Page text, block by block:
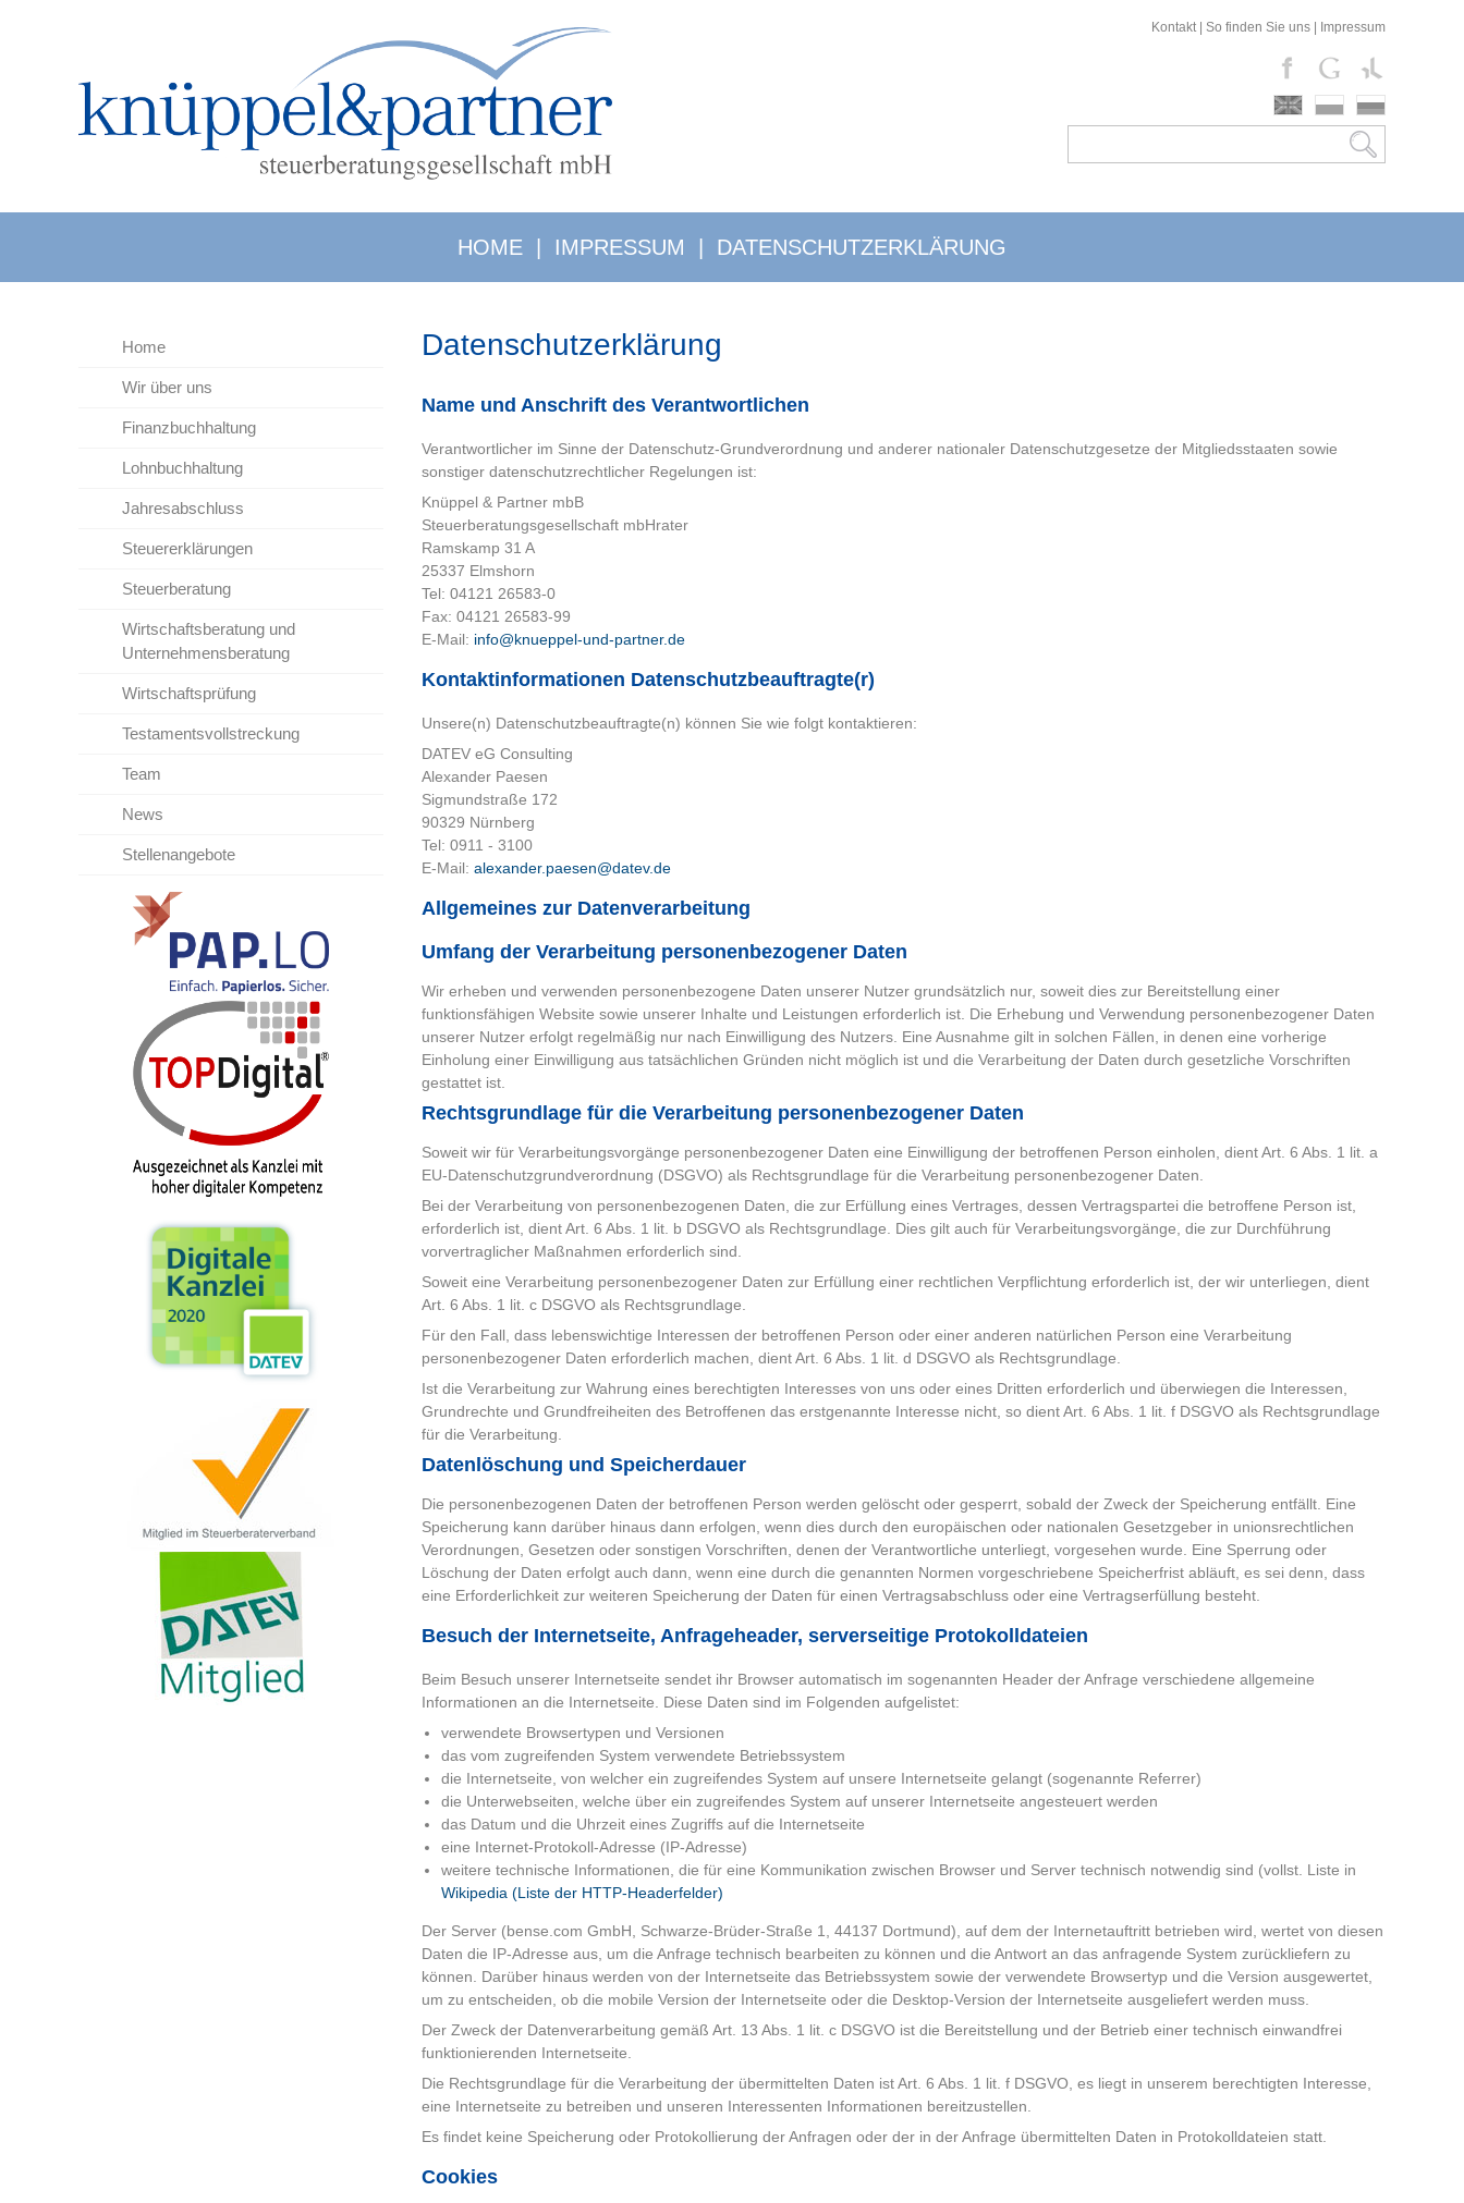
Kontakt| So finden Sie uns Impressum
HOME IMPRESSUM DATENSCHUTZERKLÄRUNG
Home
Wir über uns
Finanzbuchhaltung
Lohnbuchhaltung
Jahresabschluss
Steuererklärungen
Steuerberatung
Wirtschaftsberatung und
Unternehmensberatung
Wirtschaftsprüfung
Testamentsvollstreckung
Team
News
Stellenangebote
Datenschutzerklärung
Name und Anschrift des Verantwortlichen
Verantwortlicher im Sinne der Datenschutz-Grundverordnung und anderer nationaler Datenschutzgesetze der Mitgliedsstaaten sowie
sonstiger datenschutzrechtlicher Regelungen ist:
Knüppel & Partner mbB
Steuerberatungsgesellschaft mbHrater
Ramskamp 31 A
25337 Elmshorn
Tel: 04121 26583-0
Fax: 04121 26583-99
E-Mail: info@knueppel-und-partner.de
Kontaktinformationen Datenschutzbeauftragte(r)
Unsere(n) Datenschutzbeauftragte(n) können Sie wie folgt kontaktieren:
DATEV eG Consulting
Alexander Paesen
Sigmundstraße 172
90329 Nürnberg
Tel: 0911 - 3100
E-Mail: alexander.paesen@datev.de
Allgemeines zur Datenverarbeitung
Umfang der Verarbeitung personenbezogener Daten
Wir erheben und verwenden personenbezogene Daten unserer Nutzer grundsätzlich nur, soweit dies zur Bereitstellung einer
funktionsfähigen Website sowie unserer Inhalte und Leistungen erforderlich ist. Die Erhebung und Verwendung personenbezogener Daten
unserer Nutzer erfolgt regelmäßig nur nach Einwilligung des Nutzers. Eine Ausnahme gilt in solchen Fällen, in denen eine vorherige
Einholung einer Einwilligung aus tatsächlichen Gründen nicht möglich ist und die Verarbeitung der Daten durch gesetzliche Vorschriften
gestattet ist.
Rechtsgrundlage für die Verarbeitung personenbezogener Daten
Soweit wir für Verarbeitungsvorgänge personenbezogener Daten eine Einwilligung der betroffenen Person einholen, dient Art. 6 Abs. 1 lit. a
EU-Datenschutzgrundverordnung (DSGVO) als Rechtsgrundlage für die Verarbeitung personenbezogener Daten.
Bei der Verarbeitung von personenbezogenen Daten, die zur Erfüllung eines Vertrages, dessen Vertragspartei die betroffene Person ist,
erforderlich ist, dient Art. 6 Abs. 1 lit. b DSGVO als Rechtsgrundlage. Dies gilt auch für Verarbeitungsvorgänge, die zur Durchführung
vorvertraglicher Maßnahmen erforderlich sind.
Soweit eine Verarbeitung personenbezogener Daten zur Erfüllung einer rechtlichen Verpflichtung erforderlich ist, der wir unterliegen, dient
Art. 6 Abs. 1 lit. c DSGVO als Rechtsgrundlage.
Für den Fall, dass lebenswichtige Interessen der betroffenen Person oder einer anderen natürlichen Person eine Verarbeitung
personenbezogener Daten erforderlich machen, dient Art. 6 Abs. 1 lit. d DSGVO als Rechtsgrundlage.
Ist die Verarbeitung zur Wahrung eines berechtigten Interesses von uns oder eines Dritten erforderlich und überwiegen die Interessen,
Grundrechte und Grundfreiheiten des Betroffenen das erstgenannte Interesse nicht, so dient Art. 6 Abs. 1 lit. f DSGVO als Rechtsgrundlage
für die Verarbeitung.
Datenlöschung und Speicherdauer
Die personenbezogenen Daten der betroffenen Person werden gelöscht oder gesperrt, sobald der Zweck der Speicherung entfällt. Eine
Speicherung kann darüber hinaus dann erfolgen, wenn dies durch den europäischen oder nationalen Gesetzgeber in unionsrechtlichen
Verordnungen, Gesetzen oder sonstigen Vorschriften, denen der Verantwortliche unterliegt, vorgesehen wurde. Eine Sperrung oder
Löschung der Daten erfolgt auch dann, wenn eine durch die genannten Normen vorgeschriebene Speicherfrist abläuft, es sei denn, dass
eine Erforderlichkeit zur weiteren Speicherung der Daten für einen Vertragsabschluss oder eine Vertragserfüllung besteht.
Besuch der Internetseite, Anfrageheader, serverseitige Protokolldateien
Beim Besuch unserer Internetseite sendet ihr Browser automatisch im sogenannten Header der Anfrage verschiedene allgemeine
Informationen an die Internetseite. Diese Daten sind im Folgenden aufgelistet:
verwendete Browsertypen und Versionen
das vom zugreifenden System verwendete Betriebssystem
die Internetseite, von welcher ein zugreifendes System auf unsere Internetseite gelangt (sogenannte Referrer)
die Unterwebseiten, welche über ein zugreifendes System auf unserer Internetseite angesteuert werden
das Datum und die Uhrzeit eines Zugriffs auf die Internetseite
eine Internet-Protokoll-Adresse (IP-Adresse)
weitere technische Informationen, die für eine Kommunikation zwischen Browser und Server technisch notwendig sind (vollst. Liste in
Wikipedia (Liste der HTTP-Headerfelder)
Der Server (bense.com GmbH, Schwarze-Brüder-Straße 1, 44137 Dortmund), auf dem der Internetauftritt betrieben wird, wertet von diesen
Daten die IP-Adresse aus, um die Anfrage technisch bearbeiten zu können und die Antwort an das anfragende System zurückliefern zu
können. Darüber hinaus werden von der Internetseite das Betriebssystem sowie der verwendete Browsertyp und die Version ausgewertet,
um zu entscheiden, ob die mobile Version der Internetseite oder die Desktop-Version der Internetseite ausgeliefert werden muss.
Der Zweck der Datenverarbeitung gemäß Art. 13 Abs. 1 lit. c DSGVO ist die Bereitstellung und der Betrieb einer technisch einwandfrei
funktionierenden Internetseite.
Die Rechtsgrundlage für die Verarbeitung der übermittelten Daten ist Art. 6 Abs. 1 lit. f DSGVO, es liegt in unserem berechtigten Interesse,
eine Internetseite zu betreiben und unseren Interessenten Informationen bereitzustellen.
Es findet keine Speicherung oder Protokollierung der Anfragen oder der in der Anfrage übermittelten Daten in Protokolldateien statt.
Cookies